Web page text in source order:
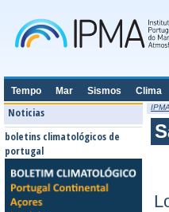
Tempo Mar Sismos Clima
Noticias
boletins climatológicos de
portugal
IPMA